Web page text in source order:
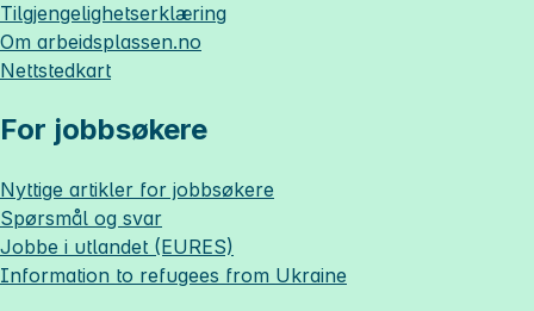
Tilgjengelighetserklæring
Om arbeidsplassen.no
Nettstedkart
For jobbsøkere
Nyttige artikler for jobbsøkere
Spørsmål og svar
Jobbe i utlandet (EURES)
Information to refugees from Ukraine